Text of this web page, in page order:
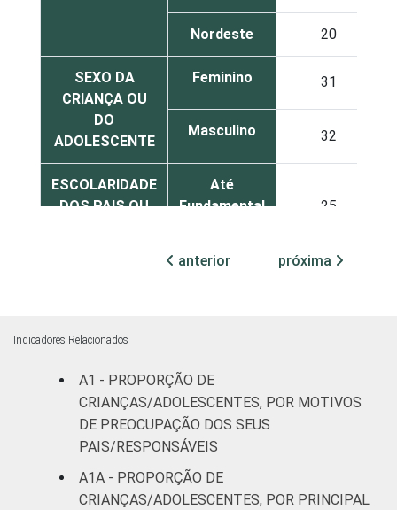
Nordeste 20
SEXO DA
CRIANÇA OU
DO
ADOLESCENTE
Feminino 31
Masculino 32
ESCOLARIDADE
DOS PAIS OU
Até
Fundamental
25
Fundamental
FAIXA ETÁRIA
DA CRIANÇA
OU DO
De 9 a 10
anos
35
anos
anterior próxima
Indicadores Relacionados
A1 - PROPORÇÃO DE
CRIANÇAS/ADOLESCENTES, POR MOTIVOS
DE PREOCUPAÇÃO DOS SEUS
PAIS/RESPONSÁVEIS
A1A - PROPORÇÃO DE
CRIANÇAS/ADOLESCENTES, POR PRINCIPAL